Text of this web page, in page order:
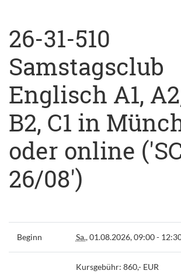
26-31-510
Samstagsclub
Englisch A1,
B2, C1 in
oder online
26/08')
Beginn Sa., 01.08.2026, 09:00 -
Kursgebühr: 860,- EUR